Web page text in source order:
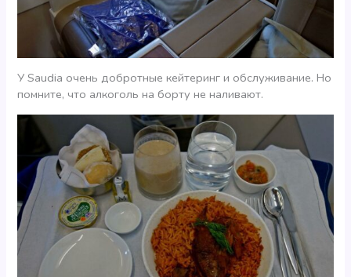
У Saudia очень добротные кейтеринг и обслуживание. Но
помните, что алкоголь на борту не наливают.